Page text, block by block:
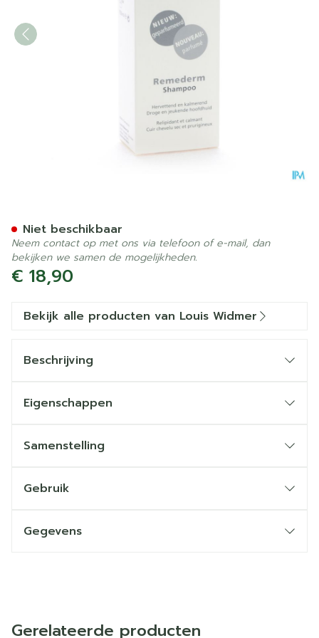
€ 18,90
Niet beschikbaar
Neem contact op met ons via telefoon of e-mail, dan
bekijken we samen de mogelijkheden.
Bekijk alle producten van Louis Widmer
Beschrijving
Eigenschappen
Samenstelling
Gebruik
Gegevens
Gerelateerde producten